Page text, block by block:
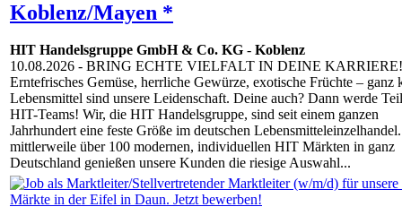
Koblenz/Mayen *
HIT Handelsgruppe GmbH & Co. KG - Koblenz
10.08.2026 - BRING ECHTE VIELFALT IN DEINE KARRIERE!
Erntefrisches Gemüse, herrliche Gewürze, exotische Früchte – ganz
Lebensmittel sind unsere Leidenschaft. Deine auch? Dann werde
HIT-Teams! Wir, die HIT Handelsgruppe, sind seit einem ganzen
Jahrhundert eine feste Größe im deutschen
mittlerweile über 100 modernen, individuellen HIT Märkten in ganz
Deutschland genießen unsere Kunden die riesige Auswahl...